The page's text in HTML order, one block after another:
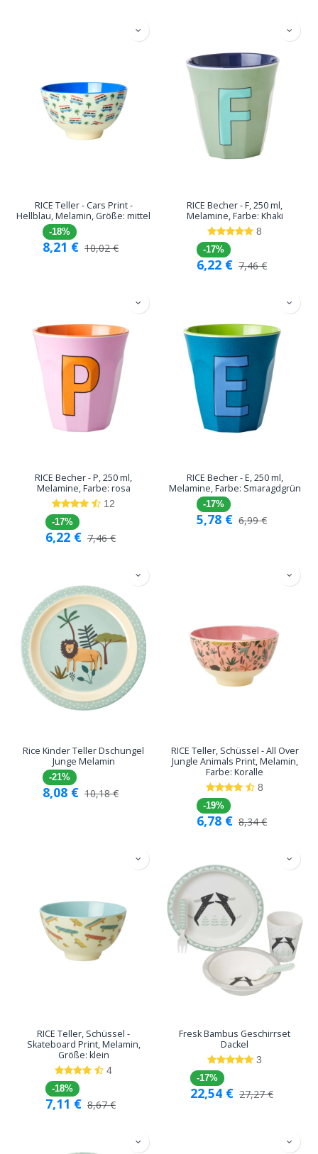
RICE Teller - Cars Print -
Hellblau, Melamin, Größe: mittel
-18%
8,21 € 10,02€
RICE Becher - F, 250 ml,
Melamine, Farbe: Khaki
8
-17%
6,22 € 7,46€
RICE Becher - P, 250 ml,
Melamine, Farbe: rosa
12
-17%
6,22 € 7,46€
RICE Becher - E, 250 ml,
Melamine, Farbe: Smaragdgrün
-17%
5,78 € 6,99€
Rice Kinder Teller Dschungel
Junge Melamin
-21%
8,08 € 10,18€
RICE Teller, Schüssel - All Over
Jungle Animals Print, Melamin,
Farbe: Koralle
8
-19%
6,78 € 8,34€
RICE Teller, Schüssel -
Skateboard Print, Melamin,
Größe: klein
4
-18%
7,11 € 8,67€
Fresk Bambus Geschirrset
Dackel
3
-17%
22,54 € 27,27€